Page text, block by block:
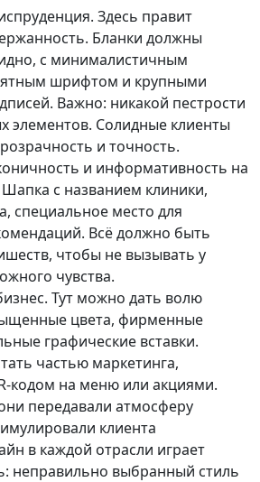
Здесь правит
Бланки должны
с минималистичным
шрифтом и крупными
Важно: никакой пестрости
элементов. Солидные клиенты
и точность.
и информативность на
с названием клиники,
специальное место для
Всё должно быть
чтобы не вызывать у
чувства.
Тут можно дать волю
цвета, фирменные
графические вставки.
частью маркетинга,
кодом на меню или акциями.
передавали атмосферу
клиента
в каждой отрасли играет
неправильно выбранный стиль